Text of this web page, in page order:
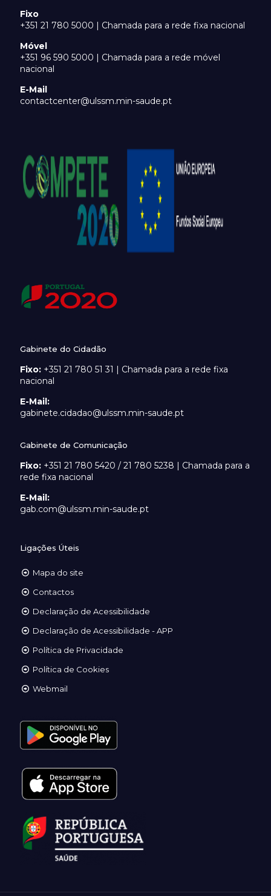
Fixo
+351 21 780 5000 | Chamada para a rede fixa nacional
Móvel
+351 96 590 5000 | Chamada para a rede móvel
nacional
E-Mail
contactcenter@ulssm.min-saude.pt
Gabinete do Cidadão
Fixo: +351 21 780 51 31 | Chamada para a rede fixa
nacional
E-Mail:
gabinete.cidadao@ulssm.min-saude.pt
Gabinete de Comunicação
Fixo: +351 21 780 5420 / 21 780 5238 | Chamada para a
rede fixa nacional
E-Mail:
gab.com@ulssm.min-saude.pt
Ligações Úteis
Mapa do site
Contactos
Declaração de Acessibilidade
Declaração de Acessibilidade - APP
Política de Privacidade
Política de Cookies
Webmail